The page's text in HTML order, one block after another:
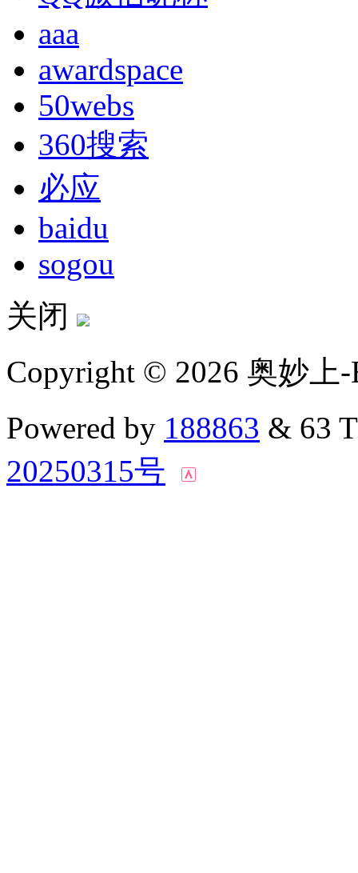
aaa
awardspace
50webs
360搜索
必应
baidu
sogou
关闭
Copyright © 2026 奥妙上
Powered by 188863 & 63
20250315号